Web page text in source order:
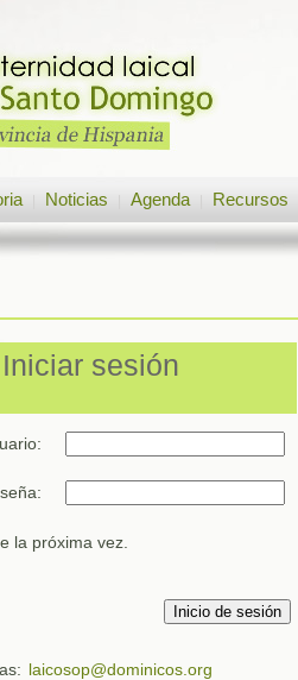
Noticias Agenda Recursos
Iniciar sesión
la próxima vez.
laicosop@dominicos.org